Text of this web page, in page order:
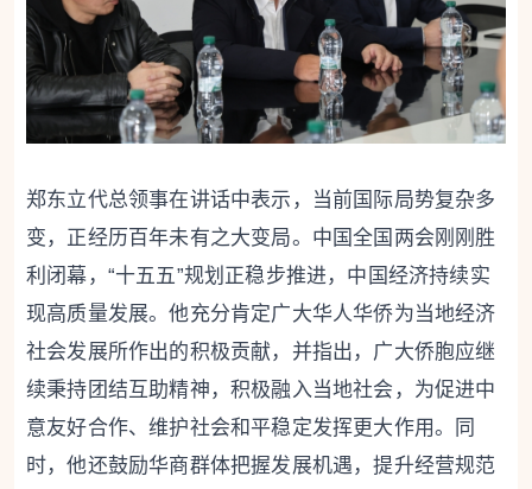
郑东立代总领事在讲话中表示，当前国际局势复杂多
变，正经历百年未有之大变局。中国全国两会刚刚胜
利闭幕，“十五五”规划正稳步推进，中国经济持续实
现高质量发展。他充分肯定广大华人华侨为当地经济
社会发展所作出的积极贡献，并指出，广大侨胞应继
续秉持团结互助精神，积极融入当地社会，为促进中
意友好合作、维护社会和平稳定发挥更大作用。同
时，他还鼓励华商群体把握发展机遇，提升经营规范